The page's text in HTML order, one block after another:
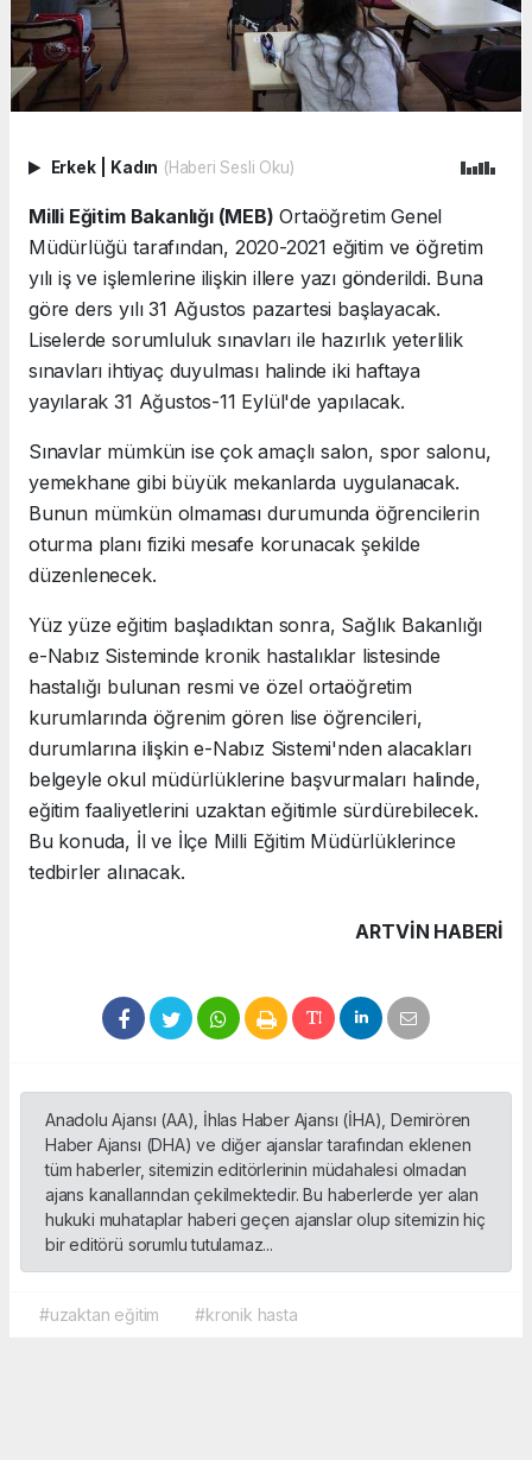
Erkek Kadın (Haberi Sesli Oku)
Milli Eğitim Bakanlığı (MEB) Ortaöğretim Genel
Müdürlüğü tarafından, 2020-2021 eğitim ve öğretim
yılı iş ve işlemlerine ilişkin illere yazı gönderildi. Buna
göre ders yılı 31 Ağustos pazartesi başlayacak.
Liselerde sorumluluk sınavları ile hazırlık yeterlilik
sınavları ihtiyaç duyulması halinde iki haftaya
yayılarak 31 Ağustos-11 Eylül'de yapılacak.
Sınavlar mümkün ise çok amaçlı salon, spor salonu,
yemekhane gibi büyük mekanlarda uygulanacak.
Bunun mümkün olmaması durumunda öğrencilerin
oturma planı fiziki mesafe korunacak şekilde
düzenlenecek.
Yüz yüze eğitim başladıktan sonra, Sağlık Bakanlığı
e-Nabız Sisteminde kronik hastalıklar listesinde
hastalığı bulunan resmi ve özel ortaöğretim
kurumlarında öğrenim gören lise öğrencileri,
durumlarına ilişkin e-Nabız Sistemi'nden alacakları
belgeyle okul müdürlüklerine başvurmaları halinde,
eğitim faaliyetlerini uzaktan eğitimle sürdürebilecek.
Bu konuda, İl ve İlçe Milli Eğitim Müdürlüklerince
tedbirler alınacak.
ARTVIN HABERİ
Anadolu Ajansı (AA), İhlas Haber Ajansı (İHA), Demirören
Haber Ajansı (DHA) ve diğer ajanslar tarafından eklenen
tüm haberler, sitemizin editörlerinin müdahalesi olmadan
ajans kanallarından çekilmektedir. Bu haberlerde yer alan
hukuki muhataplar haberi geçen ajanslar olup sitemizin hiç
bir editörü sorumlu tutulamaz...
#uzaktan eğitim #kronik hasta